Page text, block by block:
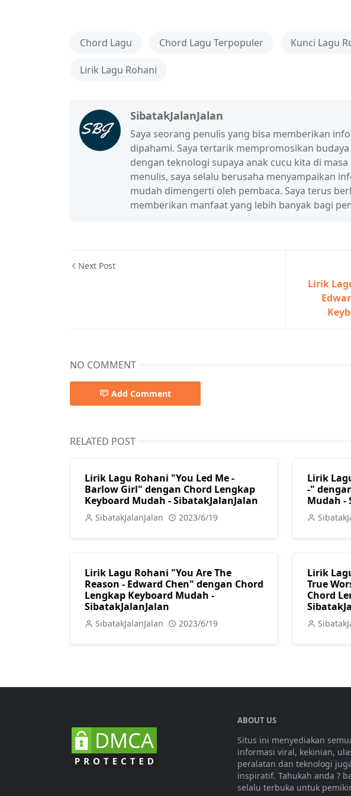
Chord Lagu Chord Lagu Terpopuler Kunci Lagu
Lirik Lagu Rohani
SibatakJalanJalan
Saya seorang penulis yang bisa memberikan
dipahami. Saya tertarik mempromosikan
dengan teknologi supaya anak cucu kita di
menulis, saya selalu berusaha menyampaikan
mudah dimengerti oleh pembaca. Saya terus
memberikan manfaat yang lebih banyak bagi
Next Post
Lirik
NO COMMENT
Add Comment
RELATED POST
Lirik Lagu Rohani "You Led Me -
Barlow Girl" dengan Chord Lengkap
Keyboard Mudah - SibatakJalanJalan
SibatakJalanJalan 2023/6/19
Lirik
-"
Mudah -
Lirik Lagu Rohani "You Are The
Reason - Edward Chen" dengan Chord
Lengkap Keyboard Mudah -
SibatakJalanJalan
SibatakJalanJalan 2023/6/19
Lirik
True
Chord
ABOUT US
Situs ini menyediakan
informasi viral, kekinian,
peralatan dan teknologi
inspiratif. Tahukah anda ?
selalu terbuka untuk